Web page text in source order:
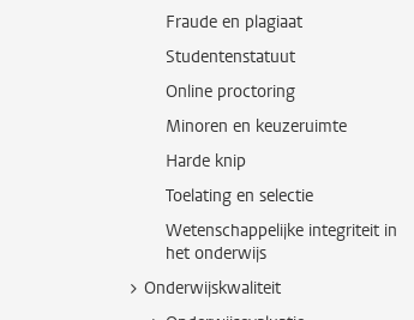
Fraude en plagiaat
Studentenstatuut
Online proctoring
Minoren en keuzeruimte
Harde knip
Toelating en selectie
Wetenschappelijke integriteit in
het onderwijs
Onderwijskwaliteit